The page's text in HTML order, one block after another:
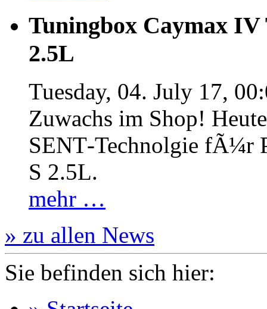
Tuningbox Caymax IV
2.5L
Tuesday, 04. July 17,
Zuwachs im Shop!
SENT‐Technolgie fÃ¼r
S 2.5L.
mehr …
» zu allen News
Sie befinden sich hier: